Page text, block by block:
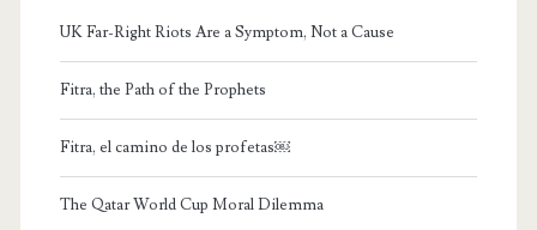
UK Far-Right Riots Are a Symptom, Not a Cause
Fitra, the Path of the Prophets
Fitra, el camino de los profetas￼
The Qatar World Cup Moral Dilemma